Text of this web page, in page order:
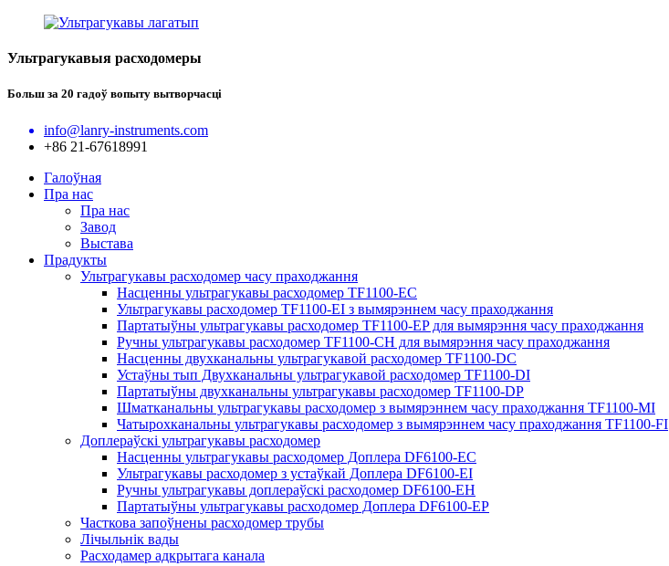
Ультрагукавыя расходомеры
Больш за 20 гадоў вопыту вытворчасці
info@lanry-instruments.com
+86 21-67618991
Галоўная
Пра нас
Пра нас
Завод
Выстава
Прадукты
Ультрагукавы расходомер часу праходжання
Насценны ультрагукавы расходомер TF1100-EC
Ультрагукавы расходомер TF1100-EI з вымярэннем часу праходжання
Партатыўны ультрагукавы расходомер TF1100-EP для вымярэння часу праходжання
Ручны ультрагукавы расходомер TF1100-CH для вымярэння часу праходжання
Насценны двухканальны ультрагукавой расходомер TF1100-DC
Устаўны тып Двухканальны ультрагукавой расходомер TF1100-DI
Партатыўны двухканальны ультрагукавы расходомер TF1100-DP
Шматканальны ультрагукавы расходомер з вымярэннем часу праходжання TF1100-MI
Чатырохканальны ультрагукавы расходомер з вымярэннем часу праходжання TF1100-FI
Доплераўскі ультрагукавы расходомер
Насценны ультрагукавы расходомер Доплера DF6100-EC
Ультрагукавы расходомер з устаўкай Доплера DF6100-EI
Ручны ультрагукавы доплераўскі расходомер DF6100-EH
Партатыўны ультрагукавы расходомер Доплера DF6100-EP
Часткова запоўнены расходомер трубы
Лічыльнік вады
Расходамер адкрытага канала